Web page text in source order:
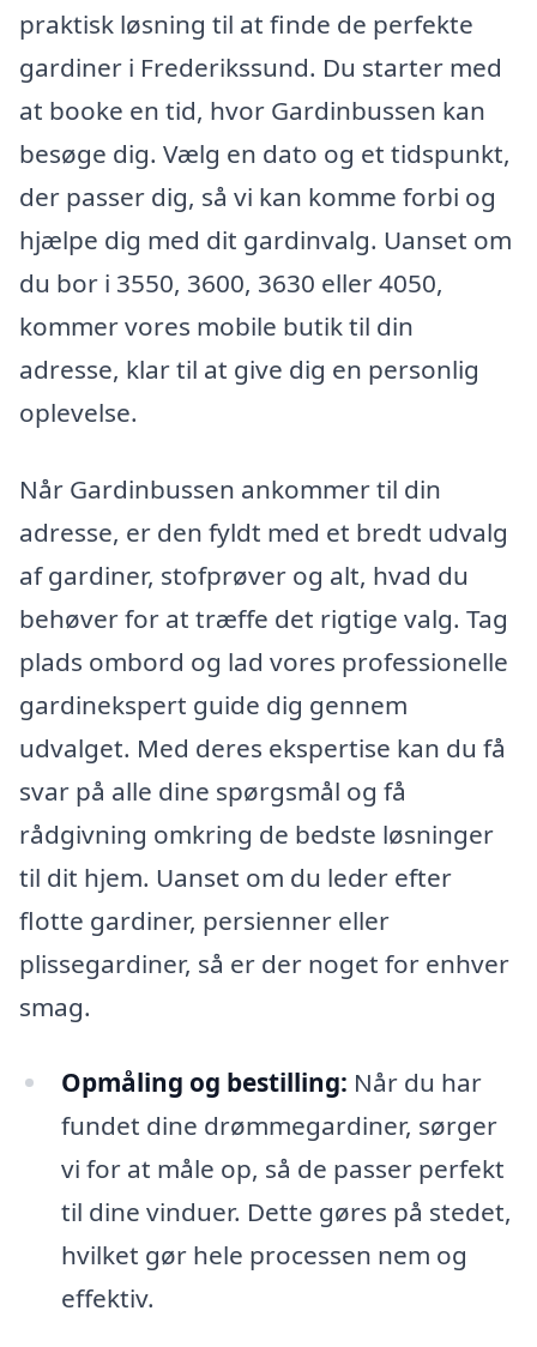
praktisk løsning til at finde de perfekte
gardiner i Frederikssund. Du starter med
at booke en tid, hvor Gardinbussen kan
besøge dig. Vælg en dato og et tidspunkt,
der passer dig, så vi kan komme forbi og
hjælpe dig med dit gardinvalg. Uanset om
du bor i 3550, 3600, 3630 eller 4050,
kommer vores mobile butik til din
adresse, klar til at give dig en personlig
oplevelse.
Når Gardinbussen ankommer til din
adresse, er den fyldt med et bredt udvalg
af gardiner, stofprøver og alt, hvad du
behøver for at træffe det rigtige valg. Tag
plads ombord og lad vores professionelle
gardinekspert guide dig gennem
udvalget. Med deres ekspertise kan du få
svar på alle dine spørgsmål og få
rådgivning omkring de bedste løsninger
til dit hjem. Uanset om du leder efter
flotte gardiner, persienner eller
plissegardiner, så er der noget for enhver
smag.
Opmåling og bestilling: Når du har
fundet dine drømmegardiner, sørger
vi for at måle op, så de passer perfekt
til dine vinduer. Dette gøres på stedet,
hvilket gør hele processen nem og
effektiv.